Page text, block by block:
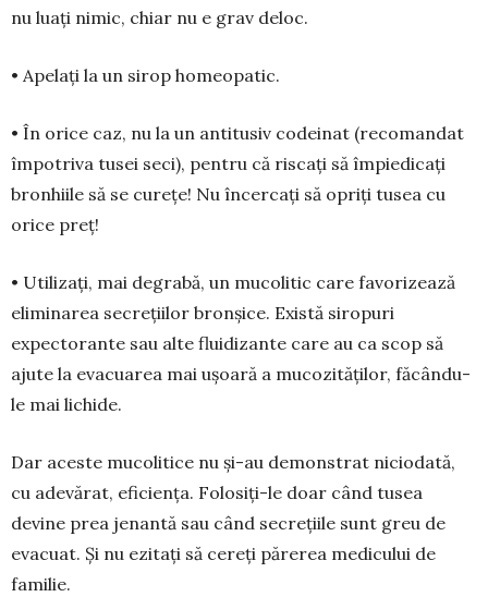
nu luați ni­mic, chiar nu e grav deloc.
• Apelați la un sirop ho­meo­patic.
• În orice caz, nu la un antitusiv co­dei­nat (recomandat
împotriva tusei seci), pen­tru că riscați să împiedicați
bronhiile să se curețe! Nu încercați să opriți tusea cu
orice preț!
• Utilizați, mai degrabă, un mu­co­litic care favorizează
eliminarea secrețiilor bron­șice. Există siropuri
expectorante sau alte fluidi­zante care au ca scop să
ajute la evacuarea mai ușoară a muco­zităților, făcându-
le mai lichide.
Dar aceste mucolitice nu și-au demonstrat niciodată,
cu adevărat, eficiența. Folosiți-le doar când tusea
devine prea jenantă sau când secre­țiile sunt greu de
eva­cuat. Și nu ezitați să cereți părerea medicului de
familie.